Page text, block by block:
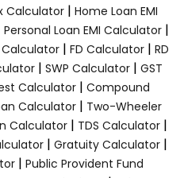
Calculator | Home Loan EMI
Personal Loan EMI Calculator |
Calculator | FD Calculator | RD
| SWP Calculator | GST
Calculator| Compound
Calculator| Two-Wheeler
Calculator| TDS Calculator|
| Gratuity Calculator|
| Public Provident Fund